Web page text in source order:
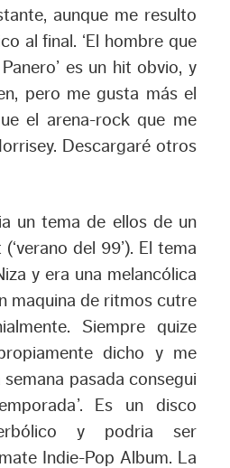
aunque me resulto
al final. ‘El hombre que
es un hit obvio, y
pero me gusta más el
el arena-rock que me
Descargaré otros
un tema de ellos de un
del 99’). El tema
y era una melancólica
maquina de ritmos cutre
Siempre quize
dicho y me
pasada consegui
Es un disco
y podria ser
Indie-Pop Album. La